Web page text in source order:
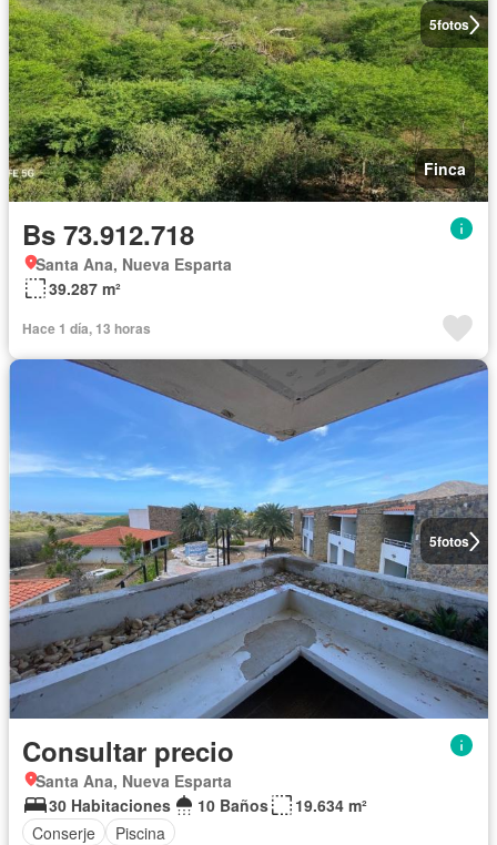
5fotos
Finca
Bs 73.912.718
Santa Ana, Nueva Esparta
39.287 m²
Hace 1 día, 13 horas
5fotos
Consultar precio
Santa Ana, Nueva Esparta
30 Habitaciones
10 Baños
19.634 m²
Conserje
Piscina